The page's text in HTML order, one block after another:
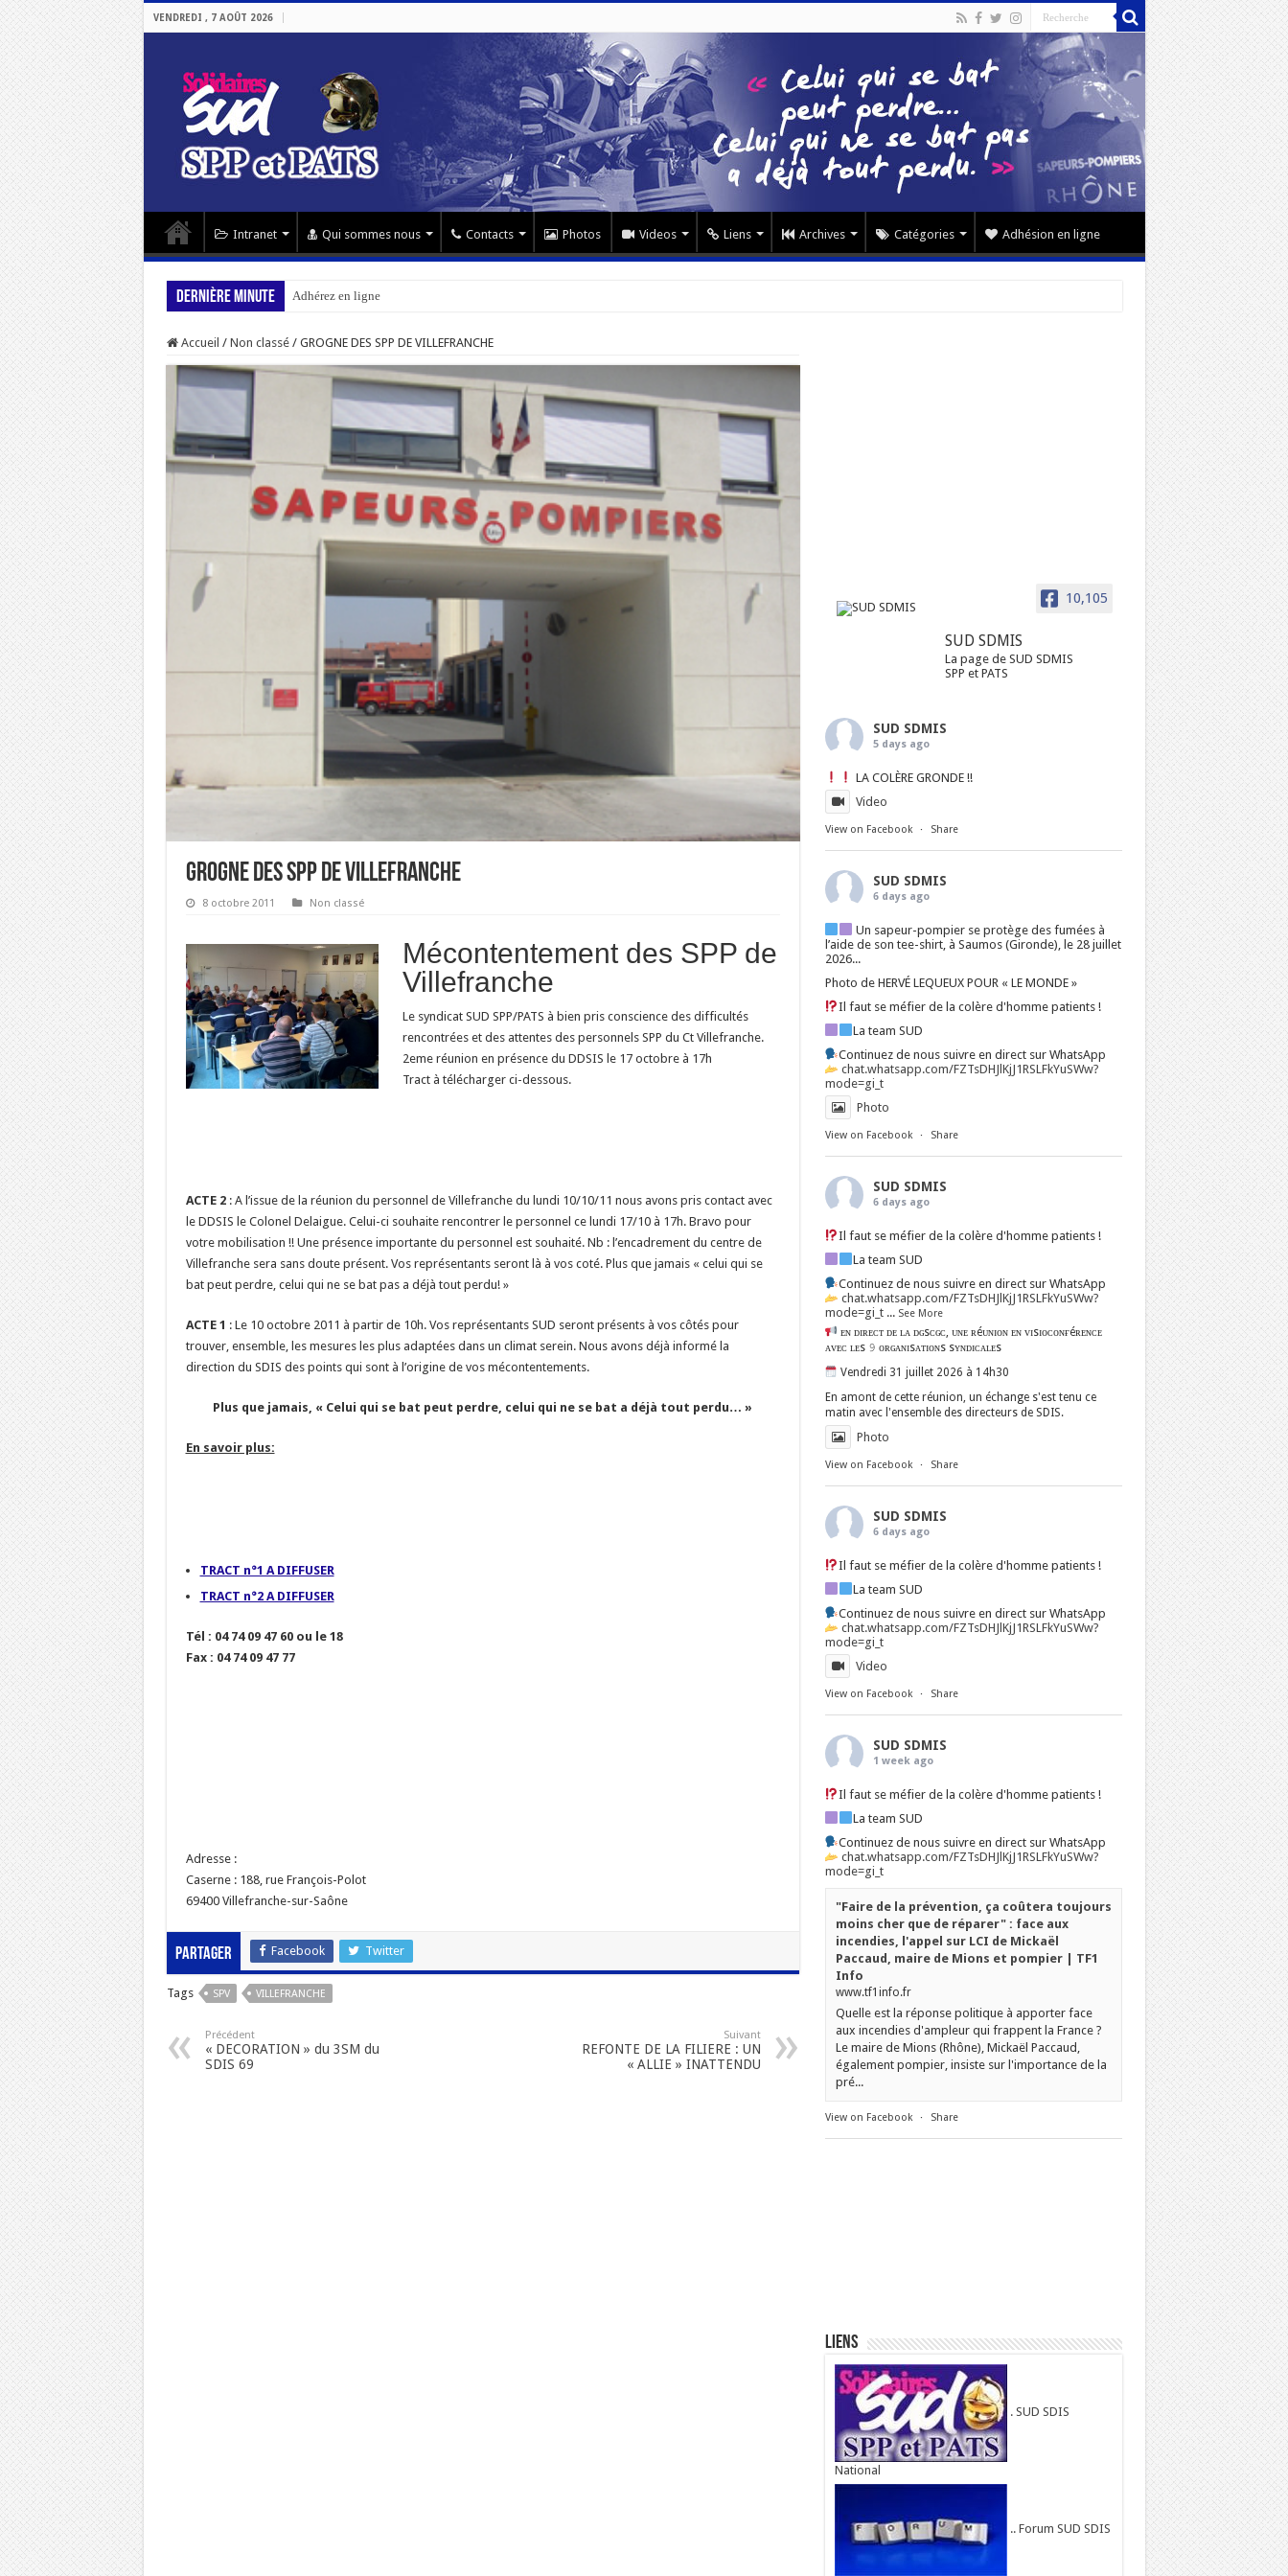
VENDREDI , 7 AOÛT 2026
Intranet Qui sommes nous Contacts Photos Videos Liens Archives Catégories Adhésion en ligne
Dernière minute Adhérez en ligne
Accueil / Non classé / GROGNE DES SPP DE VILLEFRANCHE
GROGNE DES SPP DE VILLEFRANCHE
8 octobre 2011 Non classé
Mécontentement des SPP de
Villefranche
Le syndicat SUD SPP/PATS à bien pris conscience des difficultés
rencontrées et des attentes des personnels SPP du Ct Villefranche.
2eme réunion en présence du DDSIS le 17 octobre à 17h
Tract à télécharger ci-dessous.
ACTE 2 : A l’issue de la réunion du personnel de Villefranche du lundi 10/10/11 nous avons pris contact avec
le DDSIS le Colonel Delaigue. Celui-ci souhaite rencontrer le personnel ce lundi 17/10 à 17h. Bravo pour
votre mobilisation !! Une présence importante du personnel est souhaité. Nb : l’encadrement du centre de
Villefranche sera sans doute présent. Vos représentants seront là à vos coté. Plus que jamais « celui qui se
bat peut perdre, celui qui ne se bat pas a déjà tout perdu! »
ACTE 1 : Le 10 octobre 2011 à partir de 10h. Vos représentants SUD seront présents à vos côtés pour
trouver, ensemble, les mesures les plus adaptées dans un climat serein. Nous avons déjà informé la
direction du SDIS des points qui sont à l’origine de vos mécontentements.
Plus que jamais, « Celui qui se bat peut perdre, celui qui ne se bat a déjà tout perdu… »
En savoir plus:
TRACT n°1 A DIFFUSER
TRACT n°2 A DIFFUSER
Tél : 04 74 09 47 60 ou le 18
Fax : 04 74 09 47 77
Adresse :
Caserne : 188, rue François-Polot
69400 Villefranche-sur-Saône
Partager Facebook Twitter
Tags SPV VILLEFRANCHE
Précédent
« DECORATION » du 3SM du
SDIS 69
Suivant
REFONTE DE LA FILIERE : UN
« ALLIE » INATTENDU
10,105
SUD SDMIS
La page de SUD SDMIS
SPP et PATS
SUD SDMIS
5 days ago
LA COLÈRE GRONDE !!
Video
View on Facebook · Share
SUD SDMIS
6 days ago
Un sapeur-pompier se protège des fumées à
l’aide de son tee-shirt, à Saumos (Gironde), le 28 juillet
2026...
Photo de HERVÉ LEQUEUX POUR « LE MONDE »
Il faut se méfier de la colère d'homme patients !
La team SUD
Continuez de nous suivre en direct sur WhatsApp
chat.whatsapp.com/FZTsDHJlKjJ1RSLFkYuSWw?
mode=gi_t
Photo
View on Facebook · Share
SUD SDMIS
6 days ago
Il faut se méfier de la colère d'homme patients !
La team SUD
Continuez de nous suivre en direct sur WhatsApp
chat.whatsapp.com/FZTsDHJlKjJ1RSLFkYuSWw?
mode=gi_t
ᴇɴ ᴅɪʀᴇᴄᴛ ᴅᴇ ʟᴀ ᴅɢsᴄɢᴄ, ᴜɴᴇ ʀéᴜɴɪᴏɴ ᴇɴ ᴠɪsɪᴏᴄᴏɴғéʀᴇɴᴄᴇ
ᴀᴠᴇᴄ ʟᴇs 𝟿 ᴏʀɢᴀɴɪsᴀᴛɪᴏɴs sʏɴᴅɪᴄᴀʟᴇs
Vendredi 31 juillet 2026 à 14h30
En amont de cette réunion, un échange s'est tenu ce
matin avec l'ensemble des directeurs de SDIS.
... See More
Photo
View on Facebook · Share
SUD SDMIS
6 days ago
Il faut se méfier de la colère d'homme patients !
La team SUD
Continuez de nous suivre en direct sur WhatsApp
chat.whatsapp.com/FZTsDHJlKjJ1RSLFkYuSWw?
mode=gi_t
Video
View on Facebook · Share
SUD SDMIS
1 week ago
Il faut se méfier de la colère d'homme patients !
La team SUD
Continuez de nous suivre en direct sur WhatsApp
chat.whatsapp.com/FZTsDHJlKjJ1RSLFkYuSWw?
mode=gi_t
"Faire de la prévention, ça coûtera toujours
moins cher que de réparer" : face aux
incendies, l'appel sur LCI de Mickaël
Paccaud, maire de Mions et pompier | TF1
Info
www.tf1info.fr
Quelle est la réponse politique à apporter face
aux incendies d'ampleur qui frappent la France ?
Le maire de Mions (Rhône), Mickaël Paccaud,
également pompier, insiste sur l'importance de la
pré...
View on Facebook · Share
Liens
. SUD SDIS
National
.. Forum SUD SDIS